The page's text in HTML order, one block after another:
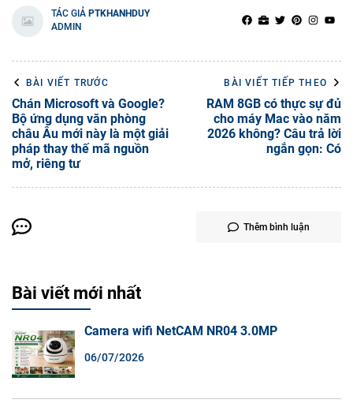
TÁC GIẢ PTKHANHDUY
ADMIN
BÀI VIẾT TRƯỚC
Chán Microsoft và Google?
Bộ ứng dụng văn phòng
châu Âu mới này là một giải
pháp thay thế mã nguồn
mở, riêng tư
BÀI VIẾT TIẾP THEO
RAM 8GB có thực sự đủ
cho máy Mac vào năm
2026 không? Câu trả lời
ngắn gọn: Có
Thêm bình luận
Bài viết mới nhất
Camera wifi NetCAM NR04 3.0MP
06/07/2026